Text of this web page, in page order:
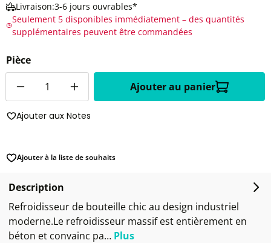
Livraison:3-6 jours ouvrables*
Seulement 5 disponibles immédiatement – des quantités
supplémentaires peuvent être commandées
Pièce
Ajouter au panier
Ajouter aux Notes
Ajouter à la liste de souhaits
Description
Refroidisseur de bouteille chic au design industriel
moderne.Le refroidisseur massif est entièrement en
béton et convainc pa… Plus